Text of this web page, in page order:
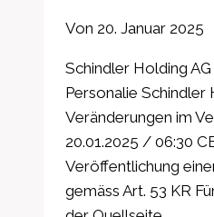
für
den
(IPO)
auf
EUR
Von 20. Januar 2025
Schindler Holding
Personalie Schindler
Veränderungen im
20.01.2025 / 06:30
Veröffentlichung
gemäss Art. 53 KR